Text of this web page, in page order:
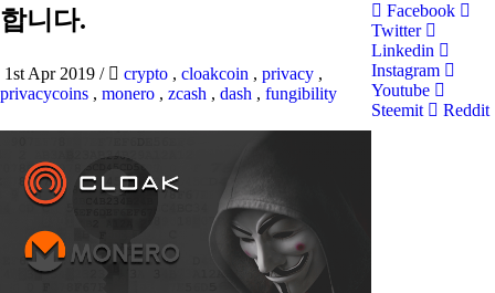
합니다.
1st Apr 2019 / crypto , cloakcoin , privacy ,
privacycoins , monero , zcash , dash , fungibility
Facebook
Twitter
Linkedin
Instagram
Youtube
Steemit
Reddit